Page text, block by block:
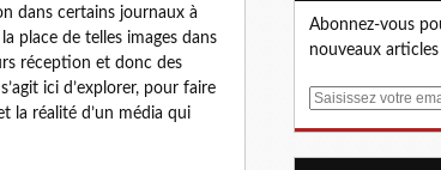
dans certains journaux à
place de telles images dans
réception et donc des
ici d’explorer, pour faire
la réalité d’un média qui
Abonnez-vous
nouveaux
E